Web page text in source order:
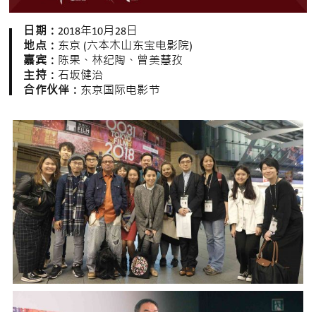
日期： 2018年10月28日
地点： 东京 (六本木山东宝电影院)
嘉宾： 陈果、林纪陶、曾美慧孜
主持： 石坂健治
合作伙伴： 东京国际电影节